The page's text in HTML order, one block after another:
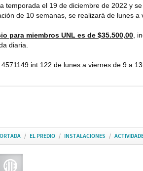
temporada el 19 de diciembre de 2022 y
de 10 semanas, se realizará de lunes
para miembros UNL es de $35.500,00 ,
diaria.
int 122 de lunes a viernes de 9 a
/ EL PREDIO / INSTALACIONES /